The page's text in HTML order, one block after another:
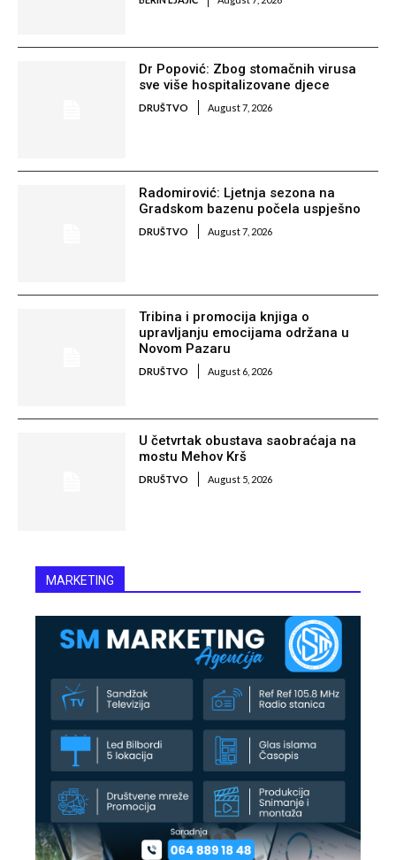
Dr Popović: Zbog stomačnih virusa
sve više hospitalizovane djece
DRUŠTVO August 7, 2026
Radomirović: Ljetnja sezona na
Gradskom bazenu počela uspješno
DRUŠTVO August 7, 2026
Tribina i promocija knjiga o
upravljanju emocijama održana u
Novom Pazaru
DRUŠTVO August 6, 2026
U četvrtak obustava saobraćaja na
mostu Mehov Krš
DRUŠTVO August 5, 2026
MARKETING